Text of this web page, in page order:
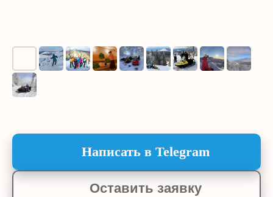
Написать в Telegram
Оставить заявку
Готовы к